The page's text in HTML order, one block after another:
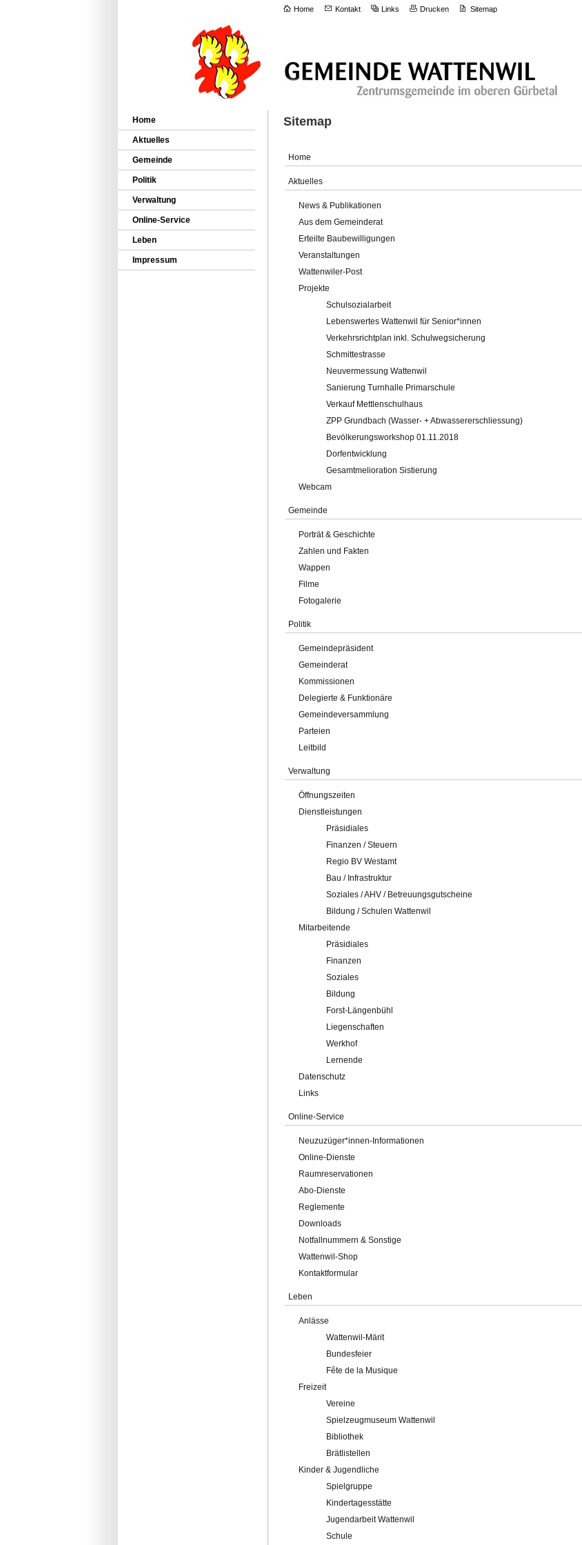
Home Kontakt Links Drucken Sitemap
Home
Aktuelles
Gemeinde
Politik
Verwaltung
Online-Service
Leben
Impressum
Sitemap
Home
Aktuelles
News & Publikationen
Aus dem Gemeinderat
Erteilte Baubewilligungen
Veranstaltungen
Wattenwiler-Post
Projekte
Schulsozialarbeit
Lebenswertes Wattenwil für Senior*innen
Verkehrsrichtplan inkl. Schulwegsicherung
Schmittestrasse
Neuvermessung Wattenwil
Sanierung Turnhalle Primarschule
Verkauf Mettlenschulhaus
ZPP Grundbach (Wasser- + Abwassererschliessung)
Bevölkerungsworkshop 01.11.2018
Dorfentwicklung
Gesamtmelioration Sistierung
Webcam
Gemeinde
Porträt & Geschichte
Zahlen und Fakten
Wappen
Filme
Fotogalerie
Politik
Gemeindepräsident
Gemeinderat
Kommissionen
Delegierte & Funktionäre
Gemeindeversammlung
Parteien
Leitbild
Verwaltung
Öffnungszeiten
Dienstleistungen
Präsidiales
Finanzen / Steuern
Regio BV Westamt
Bau / Infrastruktur
Soziales / AHV / Betreuungsgutscheine
Bildung / Schulen Wattenwil
Mitarbeitende
Präsidiales
Finanzen
Soziales
Bildung
Forst-Längenbühl
Liegenschaften
Werkhof
Lernende
Datenschutz
Links
Online-Service
Neuzuzüger*innen-Informationen
Online-Dienste
Raumreservationen
Abo-Dienste
Reglemente
Downloads
Notfallnummern & Sonstige
Wattenwil-Shop
Kontaktformular
Leben
Anlässe
Wattenwil-Märit
Bundesfeier
Fête de la Musique
Freizeit
Vereine
Spielzeugmuseum Wattenwil
Bibliothek
Brätlistellen
Kinder & Jugendliche
Spielgruppe
Kindertagesstätte
Jugendarbeit Wattenwil
Schule